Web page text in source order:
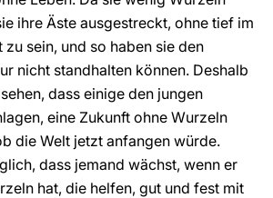
ihre Äste ausgestreckt, ohne tief im
sein, und so haben sie den
nicht standhalten können. Deshalb
dass einige den jungen
eine Zukunft ohne Wurzeln
die Welt jetzt anfangen würde.
dass jemand wächst, wenn er
hat, die helfen, gut und fest mit